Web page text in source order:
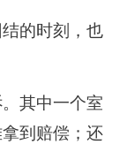
的时刻，也
其中一个室
到赔偿；还